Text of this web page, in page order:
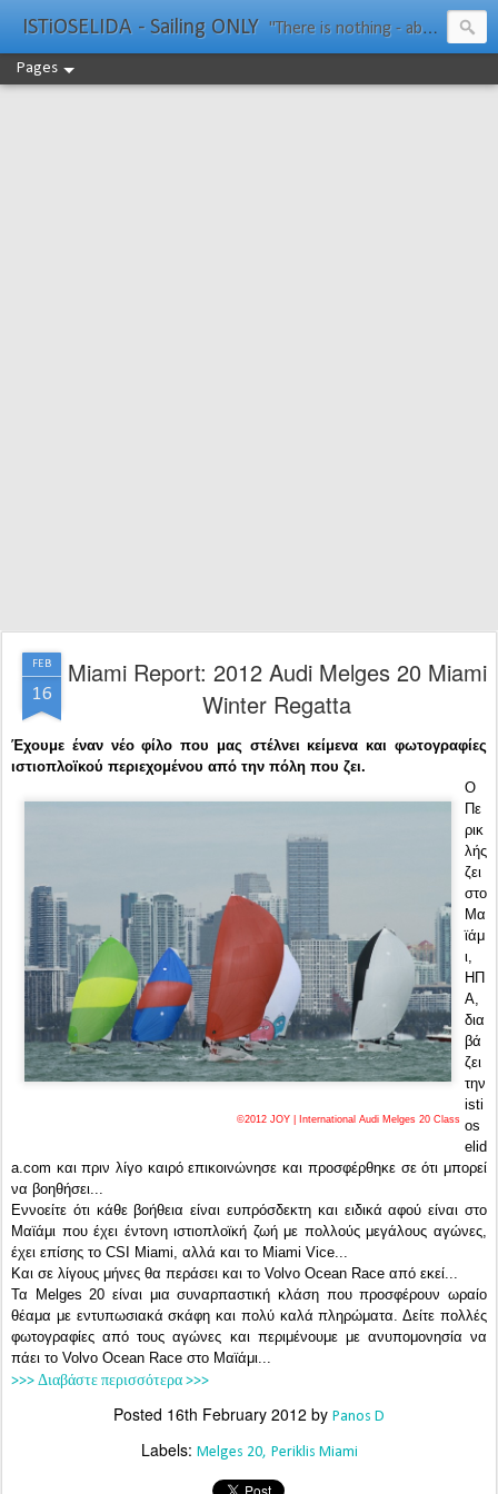
ISTiOSELIDA - Sailing ONLY "There is nothing - absolutely nothing - half so much worth doing as simply messing about in boats." Water Rat, Kenneth Grahame
Pages
FEB
16
Miami Report: 2012 Audi Melges 20 Miami
Winter Regatta
Έχουμε έναν νέο φίλο που μας στέλνει κείμενα και φωτογραφίες
ιστιοπλοϊκού περιεχομένου από την πόλη που ζει.
©2012 JOY | International Audi Melges 20 Class
Ο
Πε
ρικ
λής
ζει
στο
Μα
ϊάμ
ι,
ΗΠ
Α,
δια
βά
ζει
την
isti
os
elid
a.com και πριν λίγο καιρό επικοινώνησε και προσφέρθηκε σε ότι μπορεί
να βοηθήσει...
Εννοείτε ότι κάθε βοήθεια είναι ευπρόσδεκτη και ειδικά αφού είναι στο
Μαϊάμι που έχει έντονη ιστιοπλοϊκή ζωή με πολλούς μεγάλους αγώνες,
έχει επίσης το CSI Miami, αλλά και το Miami Vice...
Και σε λίγους μήνες θα περάσει και το Volvo Ocean Race από εκεί...
Τα Melges 20 είναι μια συναρπαστική κλάση που προσφέρουν ωραίο
θέαμα με εντυπωσιακά σκάφη και πολύ καλά πληρώματα.Δείτε πολλές
φωτογραφίες από τους αγώνες και περιμένουμε με ανυπομονησία να
πάει το Volvo Ocean Race στο Μαϊάμι...
>>> Διαβάστε περισσότερα >>>
Posted 16th February 2012 by Panos D
Labels: Melges 20 Periklis Miami